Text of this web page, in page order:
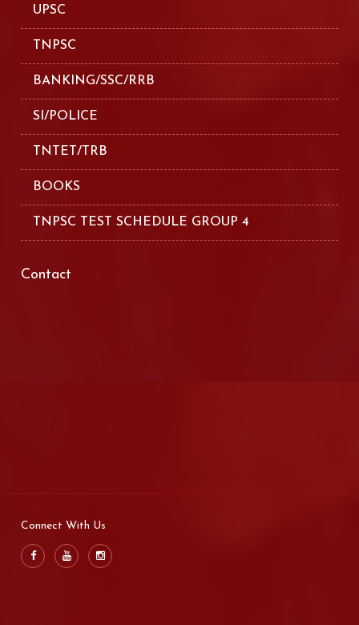
UPSC
TNPSC
BANKING/SSC/RRB
SI/POLICE
TNTET/TRB
BOOKS
TNPSC TEST SCHEDULE GROUP 4
Contact
Connect With Us